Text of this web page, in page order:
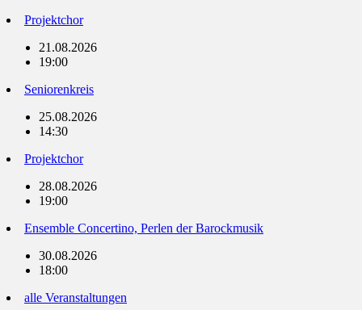
Projektchor
21.08.2026
19:00
Seniorenkreis
25.08.2026
14:30
Projektchor
28.08.2026
19:00
Ensemble Concertino, Perlen der Barockmusik
30.08.2026
18:00
alle Veranstaltungen